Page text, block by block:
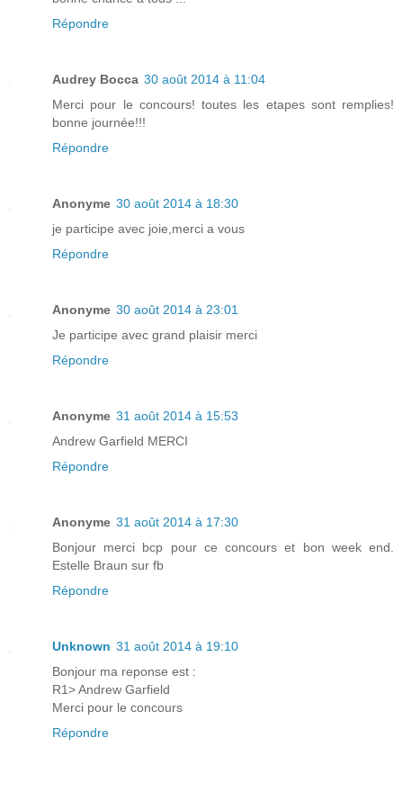
Répondre
Audrey Bocca 30 août 2014 à 11:04
Merci pour le concours! toutes les etapes sont remplies!
bonne journée!!!
Répondre
Anonyme 30 août 2014 à 18:30
je participe avec joie,merci a vous
Répondre
Anonyme 30 août 2014 à 23:01
Je participe avec grand plaisir merci
Répondre
Anonyme 31 août 2014 à 15:53
Andrew Garfield MERCI
Répondre
Anonyme 31 août 2014 à 17:30
Bonjour merci bcp pour ce concours et bon week end.
Estelle Braun sur fb
Répondre
Unknown 31 août 2014 à 19:10
Bonjour ma reponse est :
R1> Andrew Garfield
Merci pour le concours
Répondre